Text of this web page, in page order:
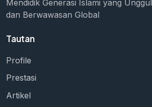
Mendidik Generasi Islami yang Unggul
dan Berwawasan Global
Tautan
Profile
Prestasi
Artikel